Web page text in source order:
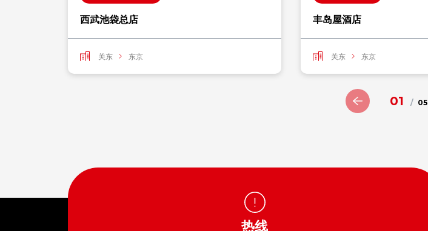
西武池袋总店
关东 东京
丰岛屋酒店
关东 东京
01 / 05
热线